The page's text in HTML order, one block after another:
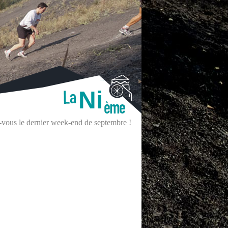
Ni
le dernier week-end de septembre !